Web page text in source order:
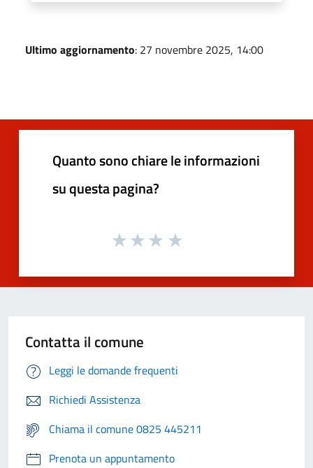
Ultimo aggiornamento: 27 novembre 2025, 14:00
Quanto sono chiare le informazioni
su questa pagina?
Contatta il comune
Leggi le domande frequenti
Richiedi Assistenza
Chiama il comune 0825 445211
Prenota un appuntamento